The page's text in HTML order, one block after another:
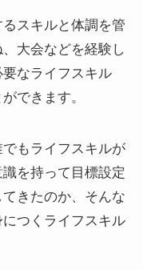
スキルと体調を管
大会などを経験し
なライフスキル
できます。
もライフスキルが
を持って目標設定
きたのか、そんな
つくライフスキル